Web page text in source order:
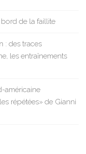
de la faillite
: des traces
les entraînements
américaine
répétées» de Gianni